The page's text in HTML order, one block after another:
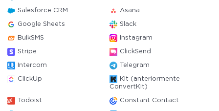
Salesforce CRM Asana
Google Sheets Slack
BulkSMS Instagram
Stripe ClickSend
Intercom Telegram
ClickUp
Kit (anteriormente
ConvertKit)
Todoist Constant Contact